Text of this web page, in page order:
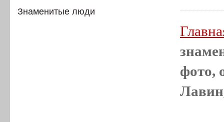
Знаменитые люди
фото,